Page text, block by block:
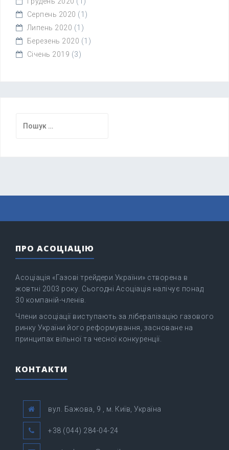
Серпень 2020 (1)
Липень 2020 (1)
Березень 2020 (1)
Січень 2019 (3)
ПРО АСОЦІАЦІЮ
Асоціація «Газові трейдери України» створена в
жовтні 2003 року. Сьогодні Асоціація налічує понад
30 компаній-членів.
Члени асоціації виступають за лібералізацію газового
ринку України його реформування, засноване на
принципах вільної та чесної конкуренції.
КОНТАКТИ
вул. Бажова, 9 , м. Київ, Україна
+38 (044) 284-04-24